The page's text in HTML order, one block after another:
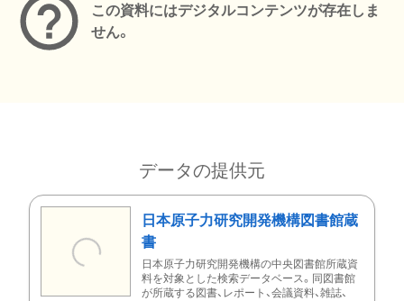
この資料にはデジタルコンテンツが存在しま
せん。
データの提供元
日本原子力研究開発機構図書館蔵
書
日本原子力研究開発機構の中央図書館所蔵資
料を対象とした検索データベース。同図書館
が所蔵する図書、レポート、会議資料、雑誌、